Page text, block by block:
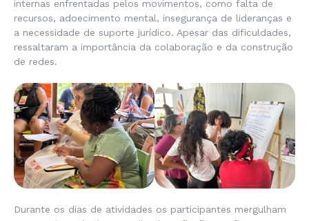
internas enfrentadas pelos movimentos, como falta de
recursos, adoecimento mental, insegurança de lideranças e
a necessidade de suporte jurídico. Apesar das dificuldades,
ressaltaram a importância da colaboração e da construção
de redes.
Durante os dias de atividades os participantes mergulham